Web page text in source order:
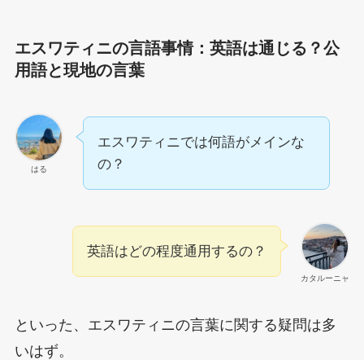
エスワティニの言語事情：英語は通じる？公
用語と現地の言葉
はる
エスワティニでは何語がメインな
の？
カタルーニャ
英語はどの程度通用するの？
といった、エスワティニの言葉に関する疑問は多
いはず。